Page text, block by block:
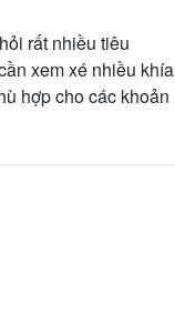
rất nhiều tiêu
xem xé nhiều khía
hợp cho các khoản